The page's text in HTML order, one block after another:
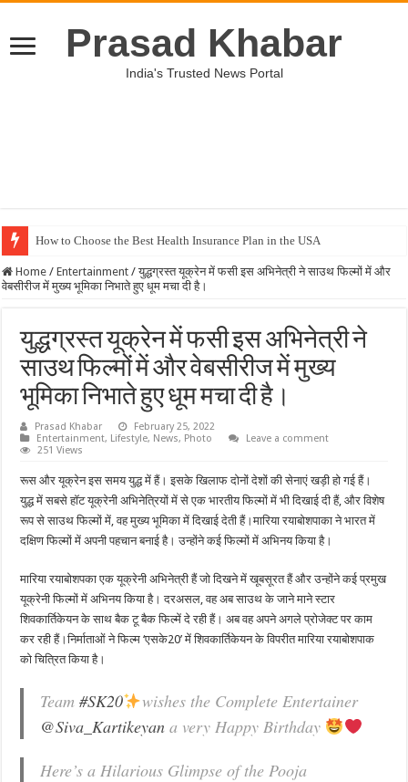
Prasad Khabar
India's Trusted News Portal
How to Choose the Best Health Insurance Plan in the USA
Home / Entertainment / युद्धग्रस्त यूक्रेन में फसी इस अभिनेत्री ने साउथ फिल्मों में और
वेबसीरीज में मुख्य भूमिका निभाते हुए धूम मचा दी है।
युद्धग्रस्त यूक्रेन में फसी इस अभिनेत्री ने
साउथ फिल्मों में और वेबसीरीज में मुख्य
भूमिका निभाते हुए धूम मचा दी है।
Prasad Khabar
February 25, 2022
Entertainment, Lifestyle, News, Photo
Leave a comment
251 Views
रूस और यूक्रेन इस समय युद्ध में हैं। इसके खिलाफ दोनों देशों की सेनाएं खड़ी हो गई हैं।
युद्ध में सबसे हॉट यूक्रेनी अभिनेत्रियों में से एक भारतीय फिल्मों में भी दिखाई दी हैं, और विशेष
रूप से साउथ फिल्मों में, वह मुख्य भूमिका में दिखाई देती हैं।मारिया रयाबोशपाका ने भारत में
दक्षिण फिल्मों में अपनी पहचान बनाई है। उन्होंने कई फिल्मों में अभिनय किया है।
मारिया रयाबोशपका एक यूक्रेनी अभिनेत्री हैं जो दिखने में खूबसूरत हैं और उन्होंने कई प्रमुख
यूक्रेनी फिल्मों में अभिनय किया है। दरअसल, वह अब साउथ के जाने माने स्टार
शिवकार्तिकेयन के साथ बैक टू बैक फिल्में दे रही हैं। अब वह अपने अगले प्रोजेक्ट पर काम
कर रही हैं।निर्माताओं ने फिल्म ‘एसके20’ में शिवकार्तिकेयन के विपरीत मारिया रयाबोशपाक
को चित्रित किया है।
Team#SK20
wishes the Complete Entertainer
@Siva_Kartikeyan a very Happy Birthday
Here’s a Hilarious Glimpse of the Pooja